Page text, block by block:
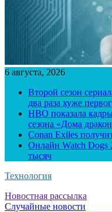
6 августа, 2026
Второй сезон
два раза хуже
HBO показала
сезона «Дома
Conan Exiles
Онлайн Watch Dogs
тысяч
Технология
Новостная рассылка
Случайные новости